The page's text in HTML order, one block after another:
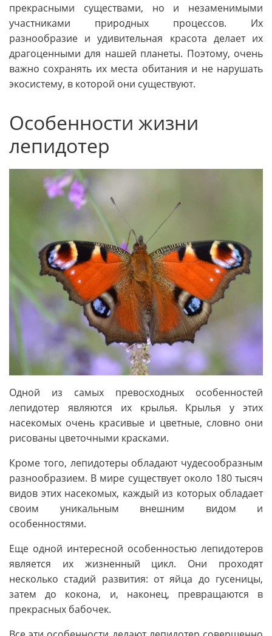
прекрасными существами, но и незаменимыми
участниками природных процессов. Их
разнообразие и удивительная красота делает их
драгоценными для нашей планеты. Поэтому, очень
важно сохранять их места обитания и не нарушать
экосистему, в которой они существуют.
Особенности жизни
лепидотер
Одной из самых превосходных особенностей
лепидотер являются их крылья. Крылья у этих
насекомых очень красивые и цветные, словно они
рисованы цветочными красками.
Кроме того, лепидотеры обладают чудесообразным
разнообразием. В мире существует около 180 тысяч
видов этих насекомых, каждый из которых обладает
своим уникальным внешним видом и
особенностями.
Еще одной интересной особенностью лепидотеров
является их жизненный цикл. Они проходят
несколько стадий развития: от яйца до гусеницы,
затем до кокона, и, наконец, превращаются в
прекрасных бабочек.